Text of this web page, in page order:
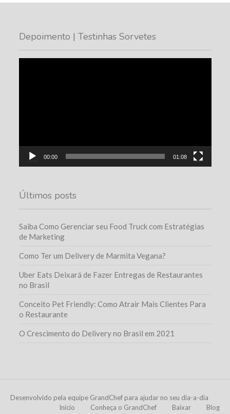
Depoimento | Testinhas Sorvetes
00:00 01:08
Últimos posts
Saiba Como Gerenciar seu Food Truck com Estratégias
de Marketing
Como Ter um Delivery de Marmita Vegana?
Uber Eats Deixará de Fazer Entregas de Restaurantes
no Brasil
Conceito Pet Friendly: Como Atrair Mais Clientes Para
o Restaurante
O Crescimento do Delivery no Brasil em 2021
Desenvolvido pela equipe GrandChef para ajudar no seu dia-a-dia
Início
Conheça o GrandChef Baixar Blog